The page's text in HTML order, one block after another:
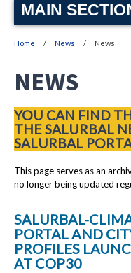
MAIN
Home News News
NEWS
YOU CAN FIND
THE SALURBAL
SALURBAL
This page serves as an
no longer being updated
SALURBAL-
PORTAL AND
PROFILES
AT COP30